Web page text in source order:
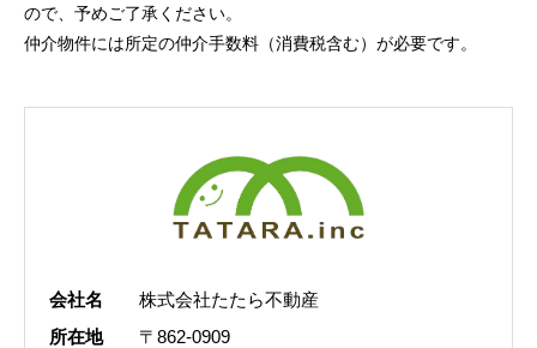
ので、予めご了承ください。
仲介物件には所定の仲介手数料（消費税含む）が必要です。
会社名
株式会社たたら不動産
所在地
〒862-0909